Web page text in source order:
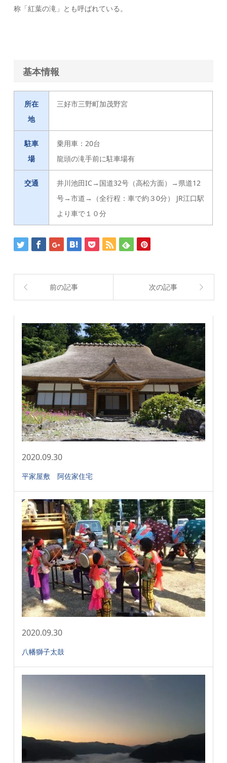
称「紅葉の滝」とも呼ばれている。
基本情報
所在
地
三好市三野町加茂野宮
駐車
場
乗用車：20台
龍頭の滝手前に駐車場有
交通
井川池田IC→国道32号（高松方面）→県道12
号→市道→（全行程：車で約３0分） JR江口駅
より車で１０分
前の記事 次の記事
2020.09.30
平家屋敷 阿佐家住宅
2020.09.30
八幡獅子太鼓